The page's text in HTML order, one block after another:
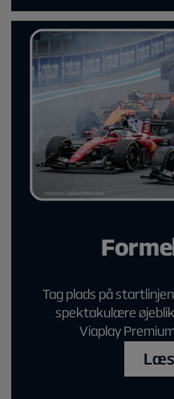
Tag plads på
spektakulære
Viaplay